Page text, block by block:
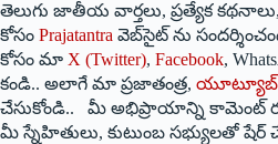
తెలుగు జాతీయ వార్తలు, ప్రత్యేక
కోసం Prajatantra వెబ్‌సైట్ ను
కోసం మా X (Twitter), Facebook,
కండి.. అలాగే మా ప్రజాతంత్ర,
చేసుకోండి.. మీ అభిప్రాయాన్ని కామెంట్
మీ స్నేహితులు, కుటుంబ సభ్యులతో